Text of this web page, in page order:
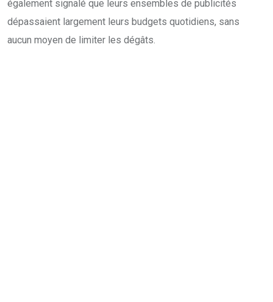
également signalé que leurs ensembles de publicités
dépassaient largement leurs budgets quotidiens, sans
aucun moyen de limiter les dégâts.